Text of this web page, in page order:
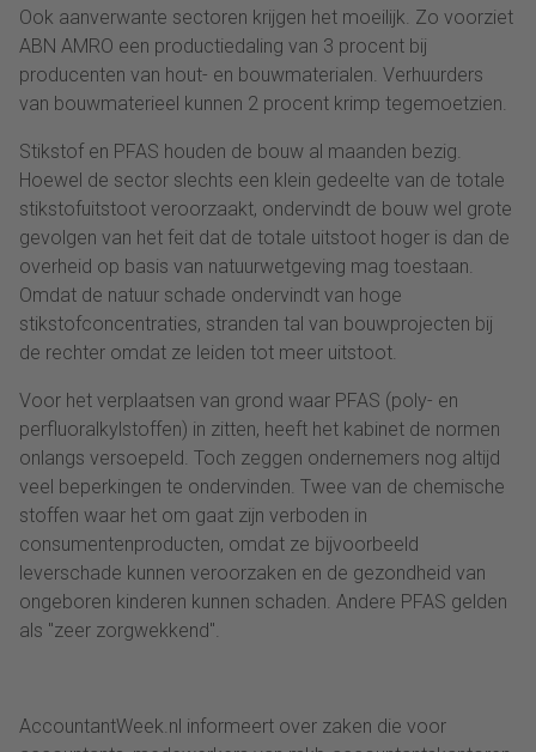
Ook aanverwante sectoren krijgen het moeilijk. Zo voorziet
ABN AMRO een productiedaling van 3 procent bij
producenten van hout- en bouwmaterialen. Verhuurders
van bouwmaterieel kunnen 2 procent krimp tegemoetzien.
Stikstof en PFAS houden de bouw al maanden bezig.
Hoewel de sector slechts een klein gedeelte van de totale
stikstofuitstoot veroorzaakt, ondervindt de bouw wel grote
gevolgen van het feit dat de totale uitstoot hoger is dan de
overheid op basis van natuurwetgeving mag toestaan.
Omdat de natuur schade ondervindt van hoge
stikstofconcentraties, stranden tal van bouwprojecten bij
de rechter omdat ze leiden tot meer uitstoot.
Voor het verplaatsen van grond waar PFAS (poly- en
perfluoralkylstoffen) in zitten, heeft het kabinet de normen
onlangs versoepeld. Toch zeggen ondernemers nog altijd
veel beperkingen te ondervinden. Twee van de chemische
stoffen waar het om gaat zijn verboden in
consumentenproducten, omdat ze bijvoorbeeld
leverschade kunnen veroorzaken en de gezondheid van
ongeboren kinderen kunnen schaden. Andere PFAS gelden
als "zeer zorgwekkend".
AccountantWeek.nl informeert over zaken die voor